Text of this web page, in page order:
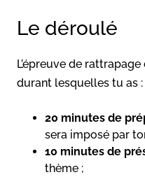
Le déroulé
L’épreuve de
durant lesquelles tu as :
20 minutes de
sera imposé par
10 minutes de
thème ;